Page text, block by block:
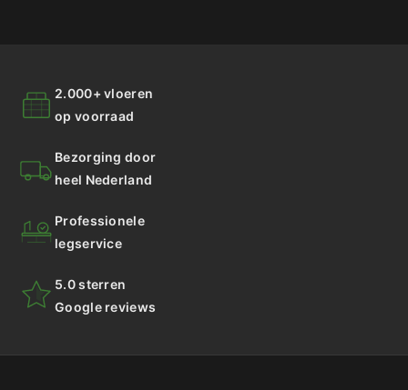
2.000+ vloeren
op voorraad
Bezorging door
heel Nederland
Professionele
legservice
5.0 sterren
Google reviews